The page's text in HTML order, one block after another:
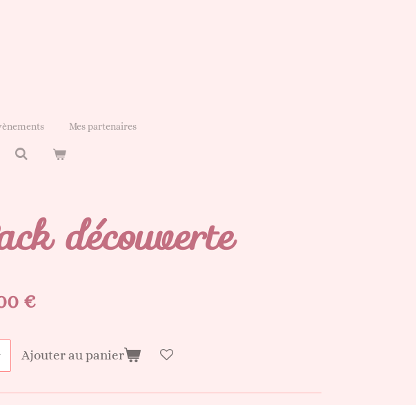
Mes partenaires
découverte
€
Ajouter au panier